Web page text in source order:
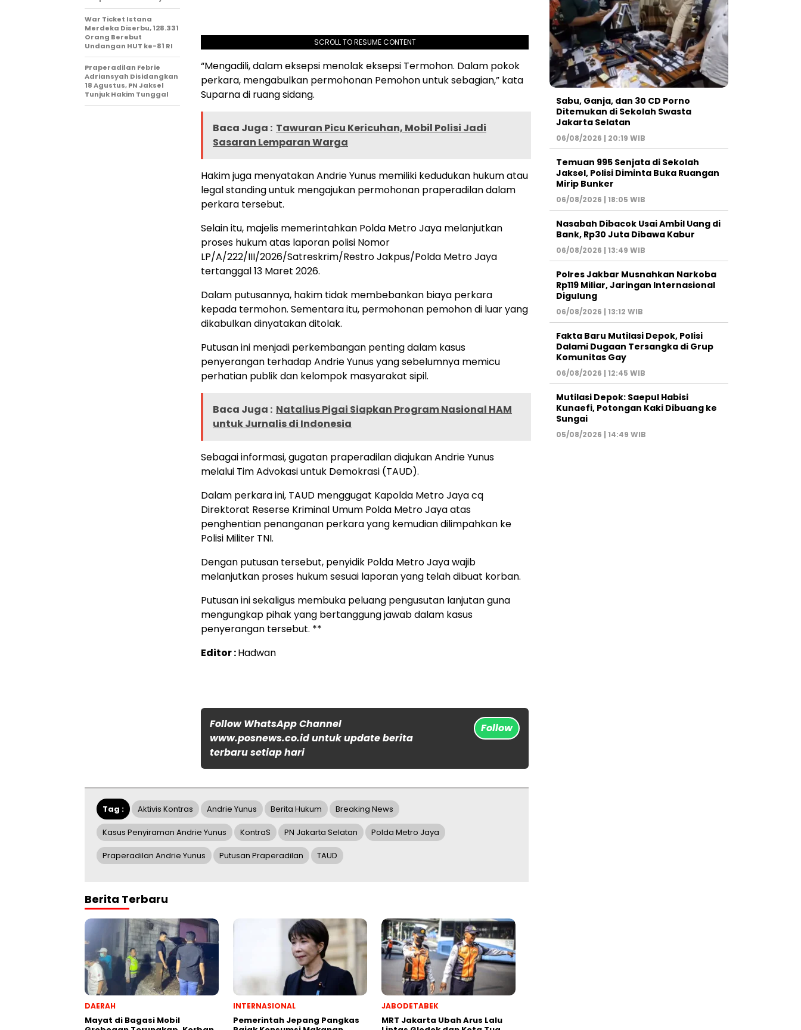
SCROLL TO RESUME CONTENT
“Mengadili, dalam eksepsi menolak eksepsi Termohon. Dalam pokok
perkara, mengabulkan permohonan Pemohon untuk sebagian,” kata
Suparna di ruang sidang.
Baca Juga : Tawuran Picu Kericuhan, Mobil Polisi Jadi
Sasaran Lemparan Warga
Hakim juga menyatakan Andrie Yunus memiliki kedudukan hukum atau
legal standing untuk mengajukan permohonan praperadilan dalam
perkara tersebut.
Selain itu, majelis memerintahkan Polda Metro Jaya melanjutkan
proses hukum atas laporan polisi Nomor
LP/A/222/III/2026/Satreskrim/Restro Jakpus/Polda Metro Jaya
tertanggal 13 Maret 2026.
Dalam putusannya, hakim tidak membebankan biaya perkara
kepada termohon. Sementara itu, permohonan pemohon di luar yang
dikabulkan dinyatakan ditolak.
Putusan ini menjadi perkembangan penting dalam kasus
penyerangan terhadap Andrie Yunus yang sebelumnya memicu
perhatian publik dan kelompok masyarakat sipil.
Baca Juga : Natalius Pigai Siapkan Program Nasional HAM
untuk Jurnalis di Indonesia
Sebagai informasi, gugatan praperadilan diajukan Andrie Yunus
melalui Tim Advokasi untuk Demokrasi (TAUD).
Dalam perkara ini, TAUD menggugat Kapolda Metro Jaya cq
Direktorat Reserse Kriminal Umum Polda Metro Jaya atas
penghentian penanganan perkara yang kemudian dilimpahkan ke
Polisi Militer TNI.
Dengan putusan tersebut, penyidik Polda Metro Jaya wajib
melanjutkan proses hukum sesuai laporan yang telah dibuat korban.
Putusan ini sekaligus membuka peluang pengusutan lanjutan guna
mengungkap pihak yang bertanggung jawab dalam kasus
penyerangan tersebut. **
Editor :Hadwan
Follow WhatsApp Channel
www.posnews.co.id untuk update berita
terbaru setiap hari
Follow
War Ticket Istana
Merdeka Diserbu, 128.331
Orang Berebut
Undangan HUT ke-81 RI
Praperadilan Febrie
Adriansyah Disidangkan
18 Agustus, PN Jaksel
Tunjuk Hakim Tunggal
Tag : Aktivis Kontras Andrie Yunus Berita Hukum Breaking News
Kasus Penyiraman Andrie Yunus KontraS PN Jakarta Selatan Polda Metro Jaya
Praperadilan Andrie Yunus Putusan Praperadilan TAUD
Berita Terbaru
DAERAH
Mayat di Bagasi Mobil
INTERNASIONAL
Pemerintah Jepang Pangkas
JABODETABEK
MRT Jakarta Ubah Arus Lalu
Sabu, Ganja, dan 30 CD Porno
Ditemukan di Sekolah Swasta
Jakarta Selatan
06/08/2026 | 20:19 WIB
Temuan 995 Senjata di Sekolah
Jaksel, Polisi Diminta Buka Ruangan
Mirip Bunker
06/08/2026 | 18:05 WIB
Nasabah Dibacok Usai Ambil Uang di
Bank, Rp30 Juta Dibawa Kabur
06/08/2026 | 13:49 WIB
Polres Jakbar Musnahkan Narkoba
Rp119 Miliar, Jaringan Internasional
Digulung
06/08/2026 | 13:12 WIB
Fakta Baru Mutilasi Depok, Polisi
Dalami Dugaan Tersangka di Grup
Komunitas Gay
06/08/2026 | 12:45 WIB
Mutilasi Depok: Saepul Habisi
Kunaefi, Potongan Kaki Dibuang ke
Sungai
05/08/2026 | 14:49 WIB